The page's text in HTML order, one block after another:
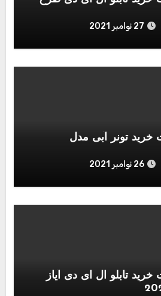
27 نوامبر 2021
تونر آبی مدل
26 نوامبر 2021
تابلو ال ای دی آیاز